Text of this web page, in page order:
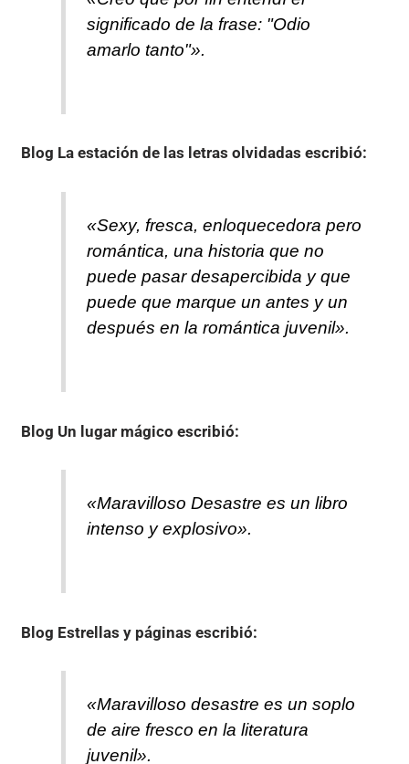
significado de la frase: "Odio
amarlo tanto"».
Blog La estación de las letras olvidadas escribió:
«Sexy, fresca, enloquecedora pero
romántica, una historia que no
puede pasar desapercibida y que
puede que marque un antes y un
después en la romántica juvenil».
Blog Un lugar mágico escribió:
«Maravilloso Desastre es un libro
intenso y explosivo».
Blog Estrellas y páginas escribió:
«Maravilloso desastre es un soplo
de aire fresco en la literatura
juvenil».